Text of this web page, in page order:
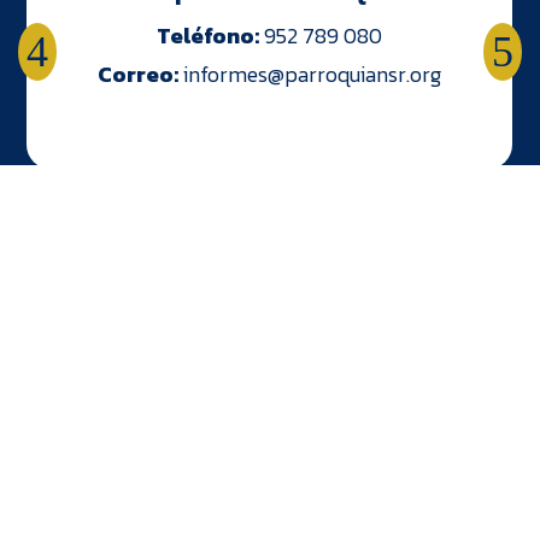
Teléfono:952 789 080
Correo:informes@parroquiansr.org